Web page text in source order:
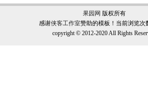
果园网 版权所有
感谢侠客工作室赞助的模板！当前浏览次
copyright © 2012-2020 All Rights